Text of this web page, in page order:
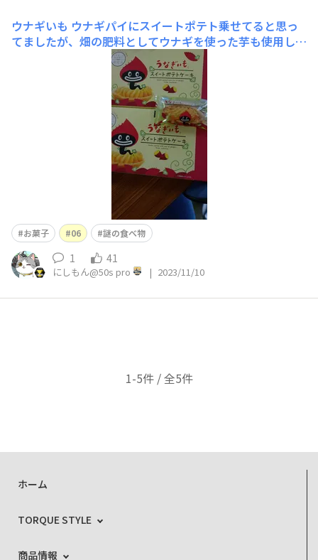
ウナギいも ウナギパイにスイートポテト乗せてると思っ
てましたが、畑の肥料としてウナギを使った芋も使用して
作ったお菓子らしいです。
お菓子 06 謎の食べ物
1 41
にしもん@50s pro | 2023/11/10
1-5件 / 全5件
ホーム
TORQUE STYLE
商品情報